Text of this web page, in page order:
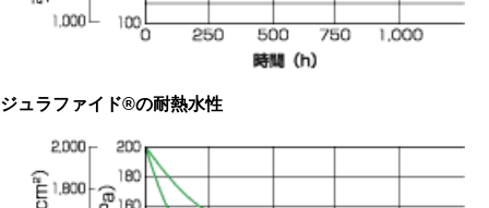
ジュラファイド®の耐熱水性